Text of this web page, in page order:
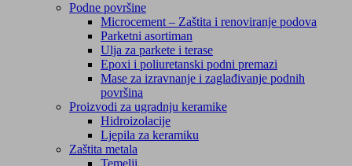
Podne površine
Microcement – Zaštita i renoviranje podova
Parketni asortiman
Ulja za parkete i terase
Epoxi i poliuretanski podni premazi
Mase za izravnanje i zaglađivanje podnih
površina
Proizvodi za ugradnju keramike
Hidroizolacije
Ljepila za keramiku
Zaštita metala
Temelji